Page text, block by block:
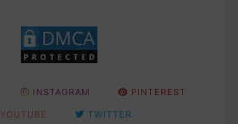
INSTAGRAM
PINTEREST
YOUTUBE
TWITTER